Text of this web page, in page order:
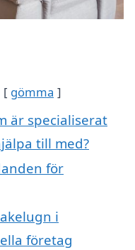
gömma
är specialiserat
till med?
för
i
företag